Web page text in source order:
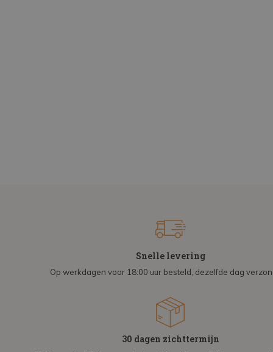
Snelle levering
Op werkdagen voor 18:00 uur besteld, dezelfde dag
30 dagen zichttermijn